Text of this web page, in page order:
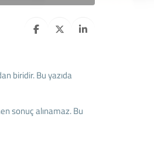
biridir. Bu yazıda
sonuç alınamaz. Bu